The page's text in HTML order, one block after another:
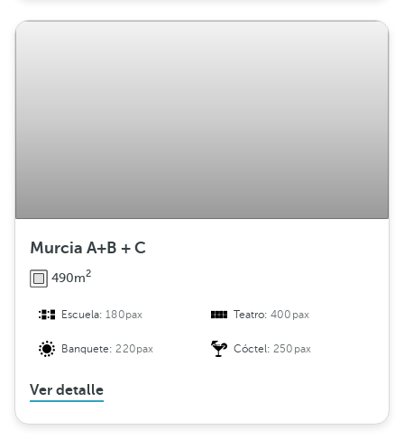
Murcia A+B + C
490m2
Escuela:180pax Teatro:400pax
Banquete:220pax Cóctel:250pax
Ver detalle